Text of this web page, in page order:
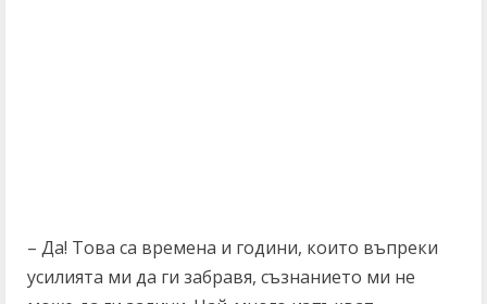
– Да! Това са времена и години, които въпреки
усилията ми да ги забравя, съзнанието ми не